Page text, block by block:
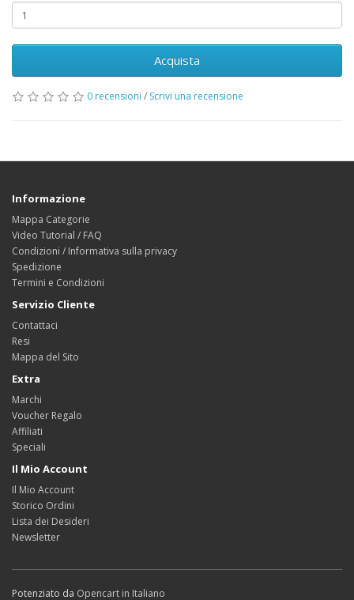
Acquista
0 recensioni / Scrivi una recensione
Informazione
Mappa Categorie
Video Tutorial / FAQ
Condizioni / Informativa sulla privacy
Spedizione
Termini e Condizioni
Servizio Cliente
Contattaci
Resi
Mappa del Sito
Extra
Marchi
Voucher Regalo
Affiliati
Speciali
Il Mio Account
Il Mio Account
Storico Ordini
Lista dei Desideri
Newsletter
Potenziato da Opencart in Italiano